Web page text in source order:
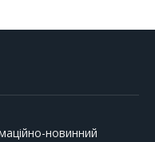
новинний